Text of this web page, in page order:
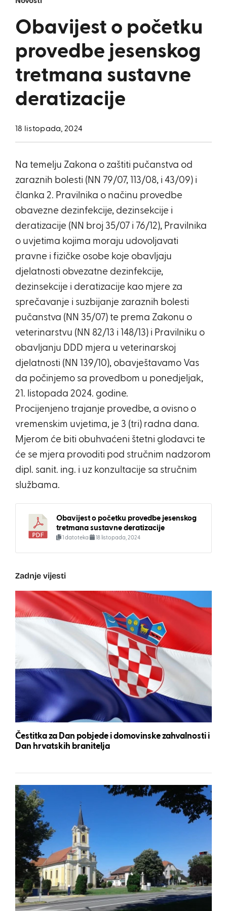
Obavijest o početku
provedbe jesenskog
tretmana sustavne
deratizacije
18 listopada, 2024
Na temelju Zakona o zaštiti pučanstva od
zaraznih bolesti (NN 79/07, 113/08, i 43/09) i
članka 2. Pravilnika o načinu provedbe
obavezne dezinfekcije, dezinsekcije i
deratizacije (NN broj 35/07 i 76/12), Pravilnika
o uvjetima kojima moraju udovoljavati
pravne i fizičke osobe koje obavljaju
djelatnosti obvezatne dezinfekcije,
dezinsekcije i deratizacije kao mjere za
sprečavanje i suzbijanje zaraznih bolesti
pučanstva (NN 35/07) te prema Zakonu o
veterinarstvu (NN 82/13 i 148/13) i Pravilniku o
obavljanju DDD mjera u veterinarskoj
djelatnosti (NN 139/10), obavještavamo Vas
da počinjemo sa provedbom u ponedjeljak,
21. listopada 2024. godine.
Procijenjeno trajanje provedbe, a ovisno o
vremenskim uvjetima, je 3 (tri) radna dana.
Mjerom će biti obuhvaćeni štetni glodavci te
će se mjera provoditi pod stručnim nadzorom
dipl. sanit. ing. i uz konzultacije sa stručnim
službama.
Obavijest o početku provedbe jesenskog
tretmana sustavne deratizacije
1 datoteka 18 listopada, 2024
Zadnje vijesti
Čestitka za Dan pobjede i domovinske zahvalnosti i
Dan hrvatskih branitelja